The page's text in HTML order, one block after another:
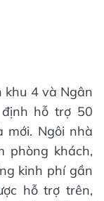
khu 4 và Ngân
hỗ trợ 50
mới. Ngôi nhà
phòng khách,
kinh phí gần
hỗ trợ trên,